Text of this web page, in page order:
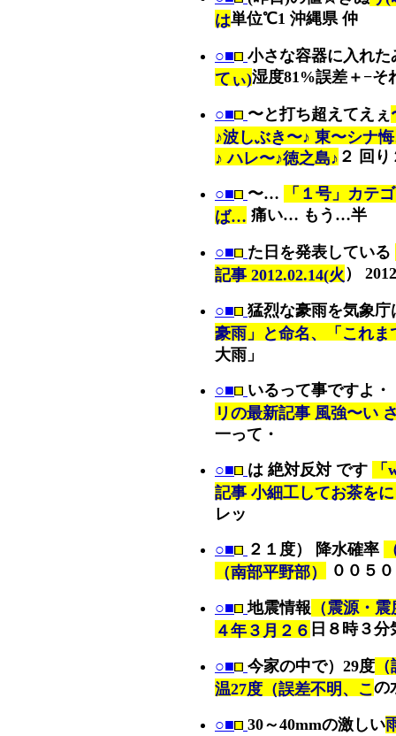
は単位℃1 沖縄県 仲
○■ 小さな容器に入れた
てぃ)湿度81%誤差＋−そ
○■ 〜と打ち超えてえぇ
♪波しぶき〜♪ 東〜シナ
♪ ハレ〜♪徳之島♪ ２ 回
○■ 〜… 「１号」カテ
ば… 痛い… もう…半
○■ た日を発表している
記事 2012.02.14(火）
○■ 猛烈な豪雨を気象庁
豪雨」と命名、「これま
大雨」
○■ いるって事ですよ
リの最新記事 風強〜い
一って・
○■ は 絶対反対 です
記事 小細工してお茶を
レッ
○■ ２１度） 降水確率
（南部平野部） ００５
○■ 地震情報 （震源・
４年３月２６ 日８時３分
○■ 今家の中で）29度
温27度（誤差不明、こ の
○■ 30～40mmの激しい